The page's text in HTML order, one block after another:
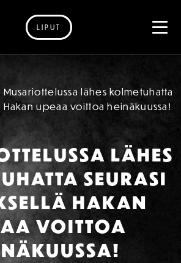
LIPUT
Musariottelussa lähes kolmetuhatta
Hakan upeaa voittoa heinäkuussa!
LÄHES
SEURASI
HAKAN
VOITTOA